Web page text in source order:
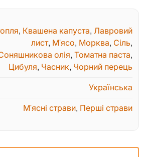
, Квашена капуста, Лавровий
лист, М'ясо, Морква, Сіль,
олія, Томатна паста,
Цибуля, Часник, Чорний перець
Українська
М'ясні страви, Перші страви